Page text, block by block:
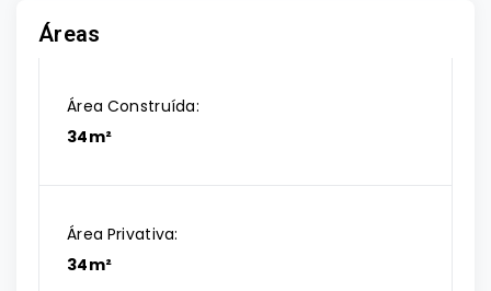
Áreas
Área Construída:
34m²
Área Privativa:
34m²